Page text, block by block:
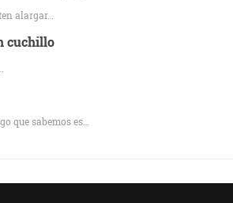
alargar…
cuchillo
que sabemos es…